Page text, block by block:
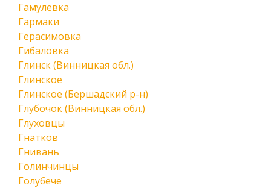
Гамулевка
Гармаки
Герасимовка
Гибаловка
Глинск (Винницкая обл.)
Глинское
Глинское (Бершадский р-н)
Глубочок (Винницкая обл.)
Глуховцы
Гнатков
Гнивань
Голинчинцы
Голубече